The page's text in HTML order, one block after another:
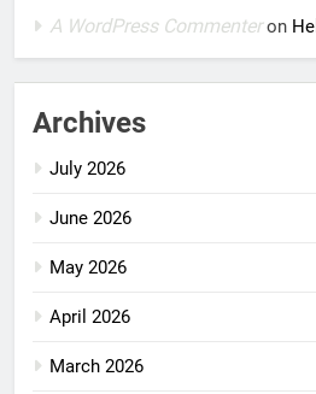
A WordPress Commenteron
Archives
July 2026
June 2026
May 2026
April 2026
March 2026